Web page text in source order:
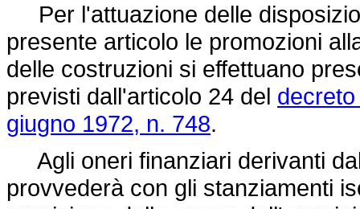
Per l'attuazione delle
presente articolo le promozioni
delle costruzioni si effettuano
previsti dall'articolo 24 del
giugno 1972, n. 748.
Agli oneri finanziari derivanti
provvederà con gli stanziamenti